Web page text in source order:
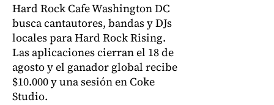
Hard Rock Cafe Washington DC
busca cantautores, bandas y DJs
locales para Hard Rock Rising.
Las aplicaciones cierran el 18 de
agosto y el ganador global recibe
$10.000 y una sesión en Coke
Studio.